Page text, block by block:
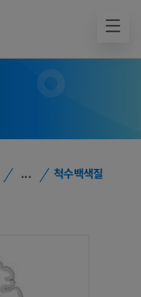
...
척수백색질